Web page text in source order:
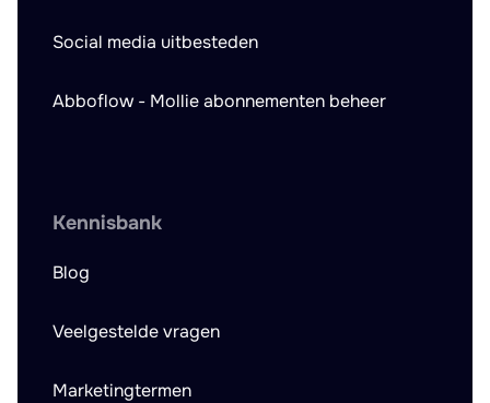
Social media uitbesteden
Abboflow - Mollie abonnementen beheer
Kennisbank
Blog
Veelgestelde vragen
Marketingtermen